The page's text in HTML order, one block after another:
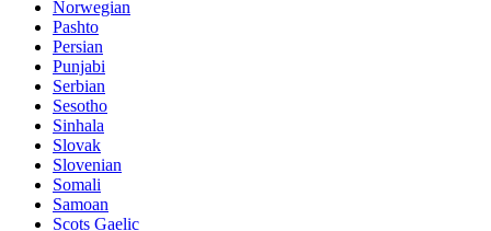
Norwegian
Pashto
Persian
Punjabi
Serbian
Sesotho
Sinhala
Slovak
Slovenian
Somali
Samoan
Scots Gaelic